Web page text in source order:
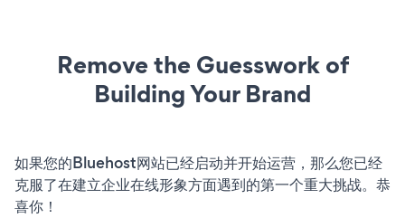
Remove the Guesswork of
Building Your Brand
如果您的Bluehost网站已经启动并开始运营，那么您已经
克服了在建立企业在线形象方面遇到的第一个重大挑战。恭
喜你！